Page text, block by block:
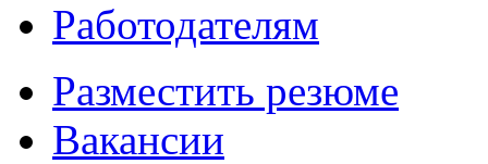
Работодателям
Разместить резюме
Вакансии